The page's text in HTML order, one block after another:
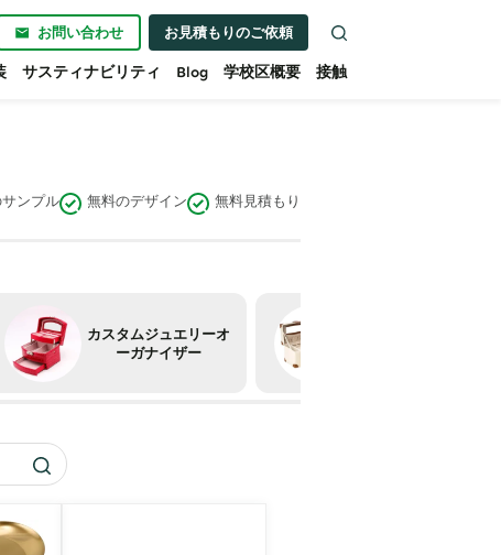
お問い合わせ お見積もりのご依頼
サスティナビリティ Blog 学校区概要 接触
ンプル 無料のデザイン 無料見積もり
カスタムジュエリーオ
ーガナイザー